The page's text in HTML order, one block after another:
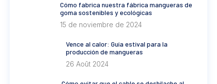
Cómo fabrica nuestra fábrica mangueras de
goma sostenibles y ecológicas
15 de noviembre de 2024
Vence al calor: Guía estival para la
producción de mangueras
26 Août 2024